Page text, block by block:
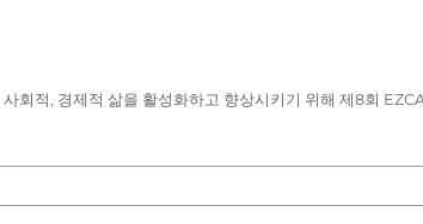
적, 경제적 삶을 활성화하고 향상시키기 위해 제8회